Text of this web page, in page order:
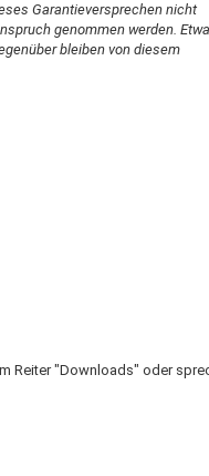
Garantieversprechen nicht
genommen werden.
bleiben von diesem
Reiter "Downloads" oder